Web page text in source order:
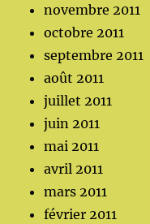
novembre 2011
octobre 2011
septembre 2011
août 2011
juillet 2011
juin 2011
mai 2011
avril 2011
mars 2011
février 2011